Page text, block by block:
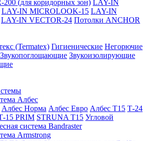
200 (для коридорных зон) LAY-IN
LAY-IN MICROLOOK-15 LAY-IN
LAY-IN VECTOR-24 Потолки ANCHOR
(Termatex) Гигиенические Негорючие
Звукопоглощающие Звукоизолирующие
Албес
Албес Норма Албес Евро Албес T15 Т-24
15 PRIM STRUNA Т15 Угловой
система Bandraster
Armstrong